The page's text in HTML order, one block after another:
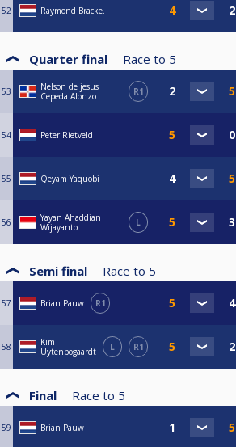
52 Raymond Bracke.
Quarter final Race to 5
53
Nelson de jesus
Cepeda Alonzo
R1
54 Peter Rietveld
55 Qeyam Yaquobi
56
Yayan Ahaddian
Wijayanto
L
Semi final Race to 5
57 Brian Pauw R1
58
Kim
Uytenbogaardt
L R1
Final Race to 5
59 Brian Pauw